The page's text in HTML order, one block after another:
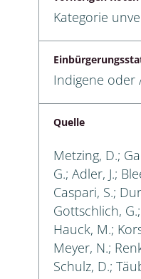
Kategorie
Indigene oder
Quelle
Metzing, D.;
G.; Adler, J.;
Caspari, S.;
Gottschlich,
Hauck, M.;
Meyer, N.;
Schulz, D.;